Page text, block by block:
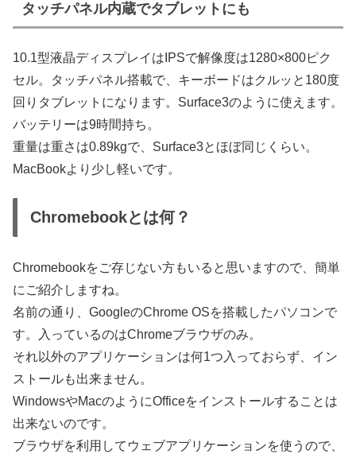
タッチパネル内蔵でタブレットにも
10.1型液晶ディスプレイはIPSで解像度は1280×800ピク
セル。タッチパネル搭載で、キーボードはクルッと180度
回りタブレットになります。Surface3のように使えます。
バッテリーは9時間持ち。
重量は重さは0.89kgで、Surface3とほぼ同じくらい。
MacBookより少し軽いです。
Chromebookとは何？
Chromebookをご存じない方もいると思いますので、簡単
にご紹介しますね。
名前の通り、GoogleのChrome OSを搭載したパソコンで
す。入っているのはChromeブラウザのみ。
それ以外のアプリケーションは何1つ入っておらず、イン
ストールも出来ません。
WindowsやMacのようにOfficeをインストールすることは
出来ないのです。
ブラウザを利用してウェブアプリケーションを使うので、